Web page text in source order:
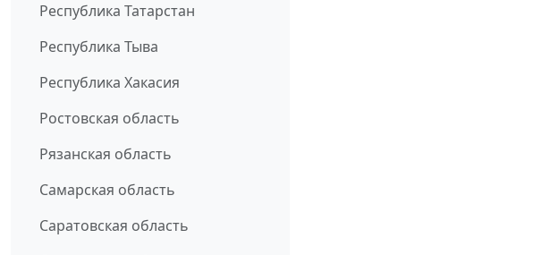
Республика Татарстан
Республика Тыва
Республика Хакасия
Ростовская область
Рязанская область
Самарская область
Саратовская область